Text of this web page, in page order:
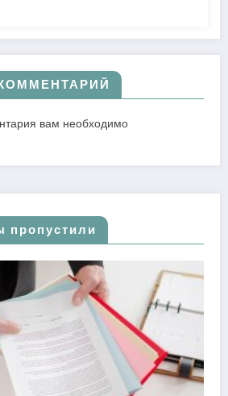
вам необходимо
пропустили